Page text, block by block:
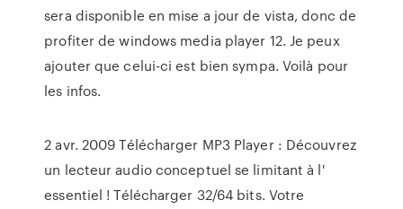
sera disponible en mise a jour de vista, donc de
profiter de windows media player 12. Je peux
ajouter que celui-ci est bien sympa. Voilà pour
les infos.
2 avr. 2009 Télécharger MP3 Player : Découvrez
un lecteur audio conceptuel se limitant à l'
essentiel ! Télécharger 32/64 bits. Votre